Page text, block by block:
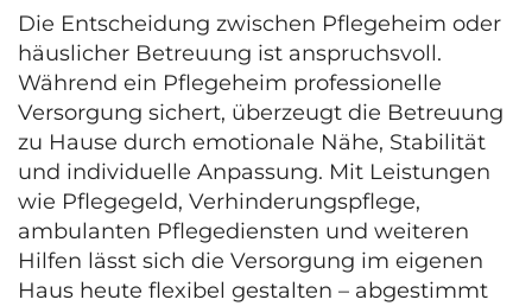
Die Entscheidung zwischen Pflegeheim oder
häuslicher Betreuung ist anspruchsvoll.
Während ein Pflegeheim professionelle
Versorgung sichert, überzeugt die Betreuung
zu Hause durch emotionale Nähe, Stabilität
und individuelle Anpassung. Mit Leistungen
wie Pflegegeld, Verhinderungspflege,
ambulanten Pflegediensten und weiteren
Hilfen lässt sich die Versorgung im eigenen
Haus heute flexibel gestalten – abgestimmt